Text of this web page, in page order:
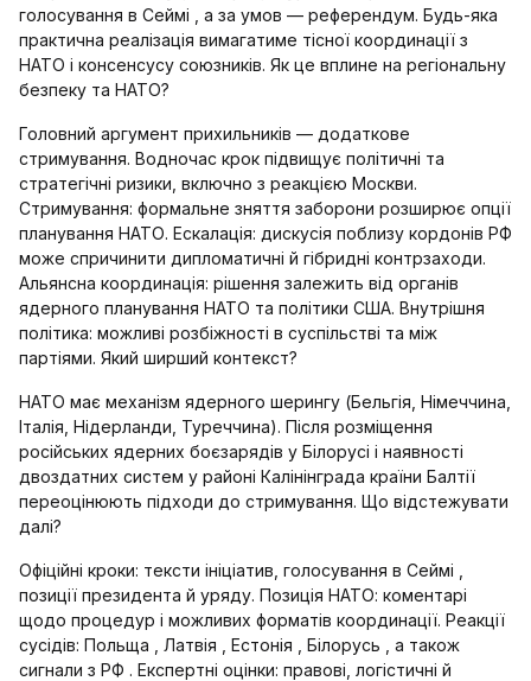
голосування в Сеймі , а за умов — референдум. Будь-яка
практична реалізація вимагатиме тісної координації з
НАТО і консенсусу союзників. Як це вплине на регіональну
безпеку та НАТО?
Головний аргумент прихильників — додаткове
стримування. Водночас крок підвищує політичні та
стратегічні ризики, включно з реакцією Москви.
Стримування: формальне зняття заборони розширює опції
планування НАТО. Ескалація: дискусія поблизу кордонів РФ
може спричинити дипломатичні й гібридні контрзаходи.
Альянсна координація: рішення залежить від органів
ядерного планування НАТО та політики США. Внутрішня
політика: можливі розбіжності в суспільстві та між
партіями. Який ширший контекст?
НАТО має механізм ядерного шерингу (Бельгія, Німеччина,
Італія, Нідерланди, Туреччина). Після розміщення
російських ядерних боєзарядів у Білорусі і наявності
двоздатних систем у районі Калінінграда країни Балтії
переоцінюють підходи до стримування. Що відстежувати
далі?
Офіційні кроки: тексти ініціатив, голосування в Сеймі ,
позиції президента й уряду. Позиція НАТО: коментарі
щодо процедур і можливих форматів координації. Реакції
сусідів: Польща , Латвія , Естонія , Білорусь , а також
сигнали з РФ . Експертні оцінки: правові, логістичні й